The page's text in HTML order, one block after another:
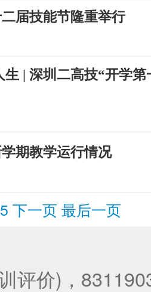
届技能节隆重举行
| 深圳二高技“开学第
期教学运行情况
5 下一页 最后一页
评价)，